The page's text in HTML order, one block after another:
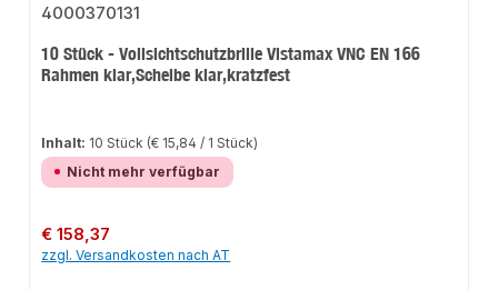
10 Stück - Vollsichtschutzbrille Vistamax VNC EN 166
Rahmen klar,Scheibe klar,kratzfest
Inhalt: 10 Stück (€ 15,84 / 1 Stück)
Nicht mehr verfügbar
Regulärer Preis:
€ 158,37
zzgl. Versandkosten nach AT